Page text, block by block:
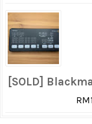
[SOLD]